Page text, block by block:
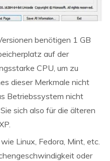
benötigen 1 GB
auf der
CPU, um zu
dieser Merkmale nicht
Betriebssystem nicht
sich also für die älteren
Linux, Fedora, Mint, etc.
oder